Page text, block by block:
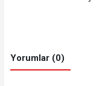
Yorumlar (0)